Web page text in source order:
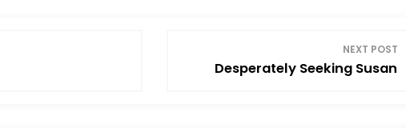
NEXT POST
Desperately Seeking Susan